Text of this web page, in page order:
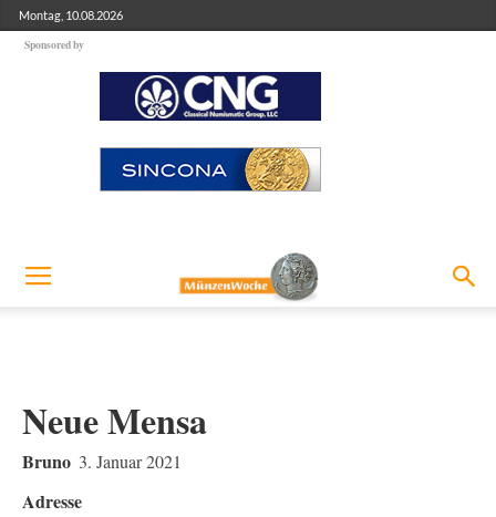
Montag, 10.08.2026
Sponsored by
Neue Mensa
Bruno 3. Januar 2021
Adresse